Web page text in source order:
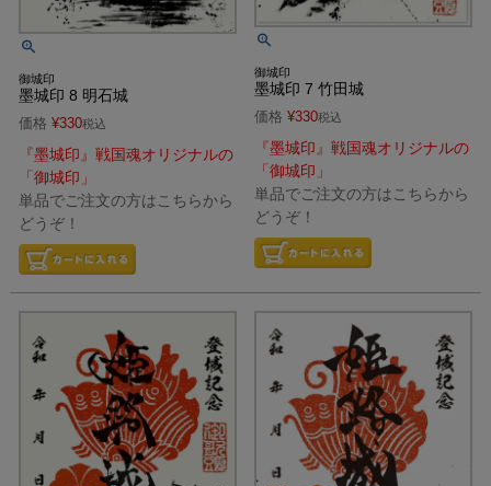
御城印
墨城印 8 明石城
価格 ¥330税込
『墨城印』戦国魂オリジナルの
「御城印」
単品でご注文の方はこちらから
どうぞ！
御城印
墨城印 7 竹田城
価格 ¥330税込
『墨城印』戦国魂オリジナルの
「御城印」
単品でご注文の方はこちらから
どうぞ！